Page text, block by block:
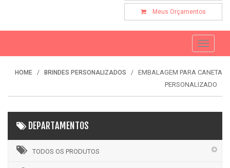
Meus Orçamentos
Toggle
HOME BRINDES PERSONALIZADOS
EMBALAGEM PARA CANETA
PERSONALIZADO
DEPARTAMENTOS
TODOS OS PRODUTOS